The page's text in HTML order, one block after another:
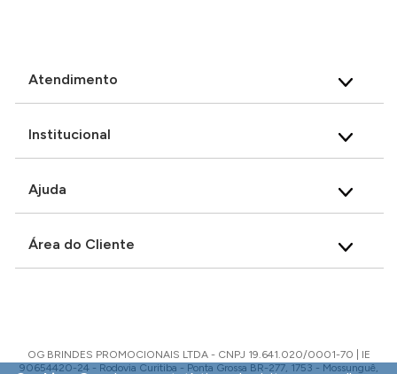
Atendimento
Institucional
Ajuda
Área do Cliente
OG BRINDES PROMOCIONAIS LTDA - CNPJ 19.641.020/0001-70 | IE
90654420-24 - Rodovia Curitiba - Ponta Grossa BR-277, 1753 - Mossunguê,